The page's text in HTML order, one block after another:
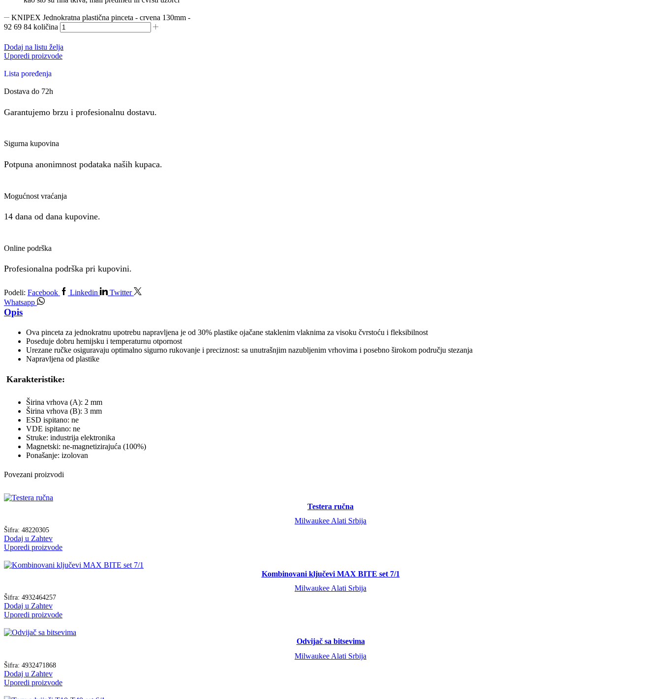
KNIPEX Jednokratna plastična pinceta - crvena 130mm -
92 69 84 količina
Dodaj na listu želja
Uporedi proizvode
Lista poređenja
Dostava do 72h
Garantujemo brzu i profesionalnu dostavu.
Sigurna kupovina
Potpuna anonimnost podataka naših kupaca.
Mogućnost vraćanja
14 dana od dana kupovine.
Online podrška
Profesionalna podrška pri kupovini.
Podeli: Facebook Linkedin
Twitter
Whatsapp
Opis
Ova pinceta za jednokratnu upotrebu napravljena je od 30% plastike ojačane staklenim vlaknima za visoku čvrstoću i fleksibilnost
Poseduje dobru hemijsku i temperaturnu otpornost
Urezane ručke osiguravaju optimalno sigurno rukovanje i preciznost: sa unutrašnjim nazubljenim vrhovima i posebno širokom području stezanja
Napravljena od plastike
Karakteristike:
Širina vrhova (A): 2 mm
Širina vrhova (B): 3 mm
ESD ispitano: ne
VDE ispitano: ne
Struke: industrija elektronika
Magnetski: ne-magnetizirajuća (100%)
Ponašanje: izolovan
Povezani proizvodi
Testera ručna
Milwaukee Alati Srbija
Šifra: 48220305
Dodaj u Zahtev
Uporedi proizvode
Kombinovani ključevi MAX BITE set 7/1
Milwaukee Alati Srbija
Šifra: 4932464257
Dodaj u Zahtev
Uporedi proizvode
Odvijač sa bitsevima
Milwaukee Alati Srbija
Šifra: 4932471868
Dodaj u Zahtev
Uporedi proizvode